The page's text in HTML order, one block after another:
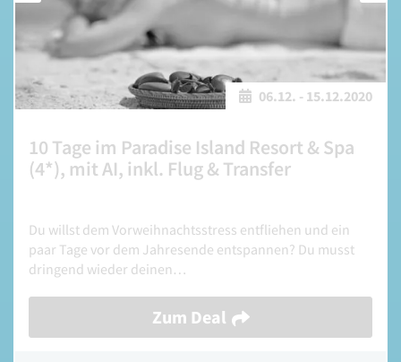
06.12. - 15.12.2020
10 Tage im Paradise Island Resort & Spa
(4*), mit AI, inkl. Flug & Transfer
Du willst dem Vorweihnachtsstress entfliehen und ein
paar Tage vor dem Jahresende entspannen? Du musst
dringend wieder deinen…
Zum Deal